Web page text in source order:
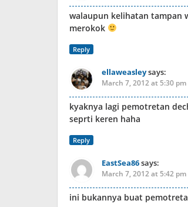
walaupun kelihatan tampan
merokok
Reply
ellaweasleysays:
March 7, 2012 at 5:30 pm
kyaknya lagi pemotretan
seprti keren haha
Reply
EastSea86says:
March 7, 2012 at 5:42 pm
ini bukannya buat